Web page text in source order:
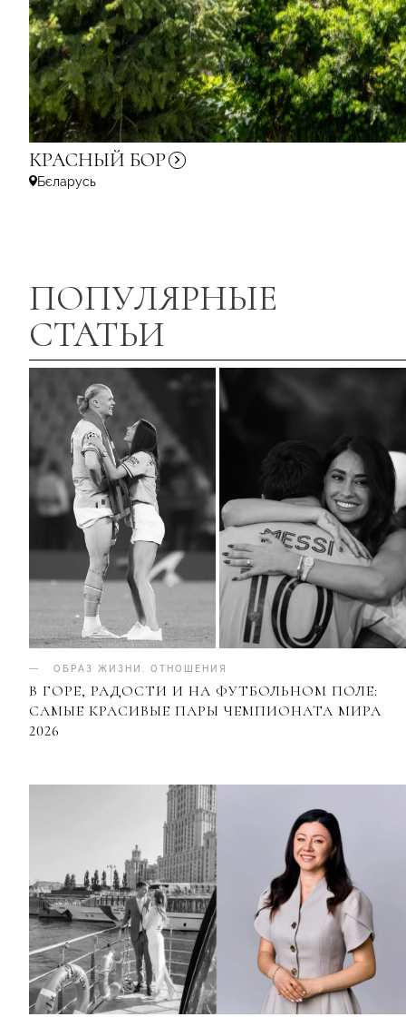
КРАСНЫЙ БОР
Бєларусь
ПОПУЛЯРНЫЕ
СТАТЬИ
ОБРАЗ ЖИЗНИ . ОТНОШЕНИЯ
В ГОРЕ, РАДОСТИ И НА ФУТБОЛЬНОМ ПОЛЕ:
САМЫЕ КРАСИВЫЕ ПАРЫ ЧЕМПИОНАТА МИРА
2026